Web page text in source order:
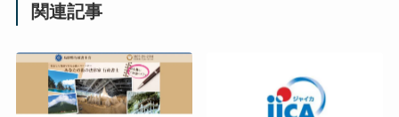
関連記事